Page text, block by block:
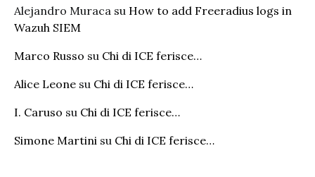
Alejandro Muraca su How to add Freeradius logs in
Wazuh SIEM
Marco Russo su Chi di ICE ferisce…
Alice Leone su Chi di ICE ferisce…
I. Caruso su Chi di ICE ferisce…
Simone Martini su Chi di ICE ferisce…